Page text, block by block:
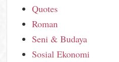
Quotes
Roman
Seni & Budaya
Sosial Ekonomi